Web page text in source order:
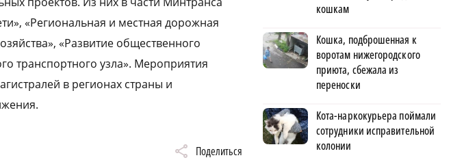
«Региональная и местная дорожная
«Развитие общественного
транспортного узла». Мероприятия
в регионах страны и
Поделиться
кошкам
Кошка, подброшенная к
воротам нижегородского
приюта, сбежала из
переноски
Кота-наркокурьера поймали
сотрудники исправительной
колонии